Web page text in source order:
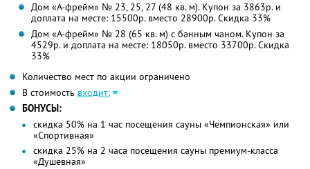
Дом «А-фрейм» № 23, 25, 27 (48 кв. м). Купон за 3863р. и
доплата на месте: 15500р. вместо 28900р. Скидка 33%
Дом «А-фрейм» № 28 (65 кв. м) с банным чаном. Купон за
4529р. и доплата на месте: 18050р. вместо 33700р. Скидка
33%
Количество мест по акции ограничено
В стоимость входит:
БОНУСЫ:
скидка 50% на 1 час посещения сауны «Чемпионская» или
«Спортивная»
скидка 25% на 2 часа посещения сауны премиум-класса
«Душевная»